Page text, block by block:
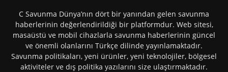
C Savunma Dünya’nın dört bir yanından gelen savunma
haberlerinin değerlendirildiği bir platformdur. Web sitesi,
masaüstü ve mobil cihazlarla savunma haberlerinin güncel
ve önemli olanlarını Türkçe dilinde yayınlamaktadır.
Savunma politikaları, yeni ürünler, yeni teknolojiler, bölgesel
aktiviteler ve dış politika yazılarını size ulaştırmaktadır.